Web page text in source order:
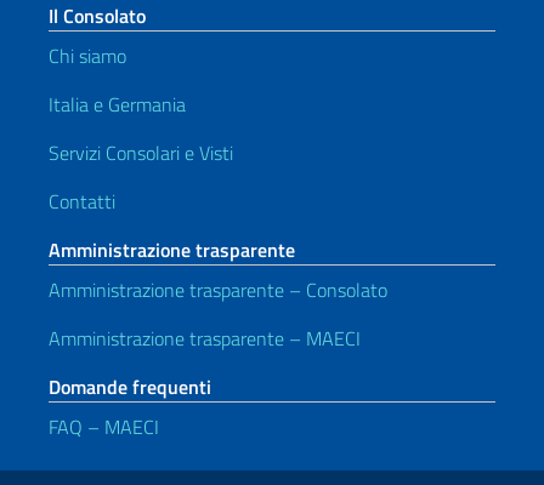
Il Consolato
Chi siamo
Italia e Germania
Servizi Consolari e Visti
Contatti
Amministrazione trasparente
Amministrazione trasparente – Consolato
Amministrazione trasparente – MAECI
Domande frequenti
FAQ – MAECI